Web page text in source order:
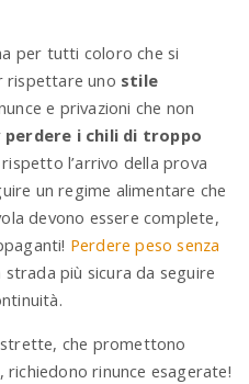
per tutti coloro che si
rispettare uno stile
e privazioni che non
perdere i chili di troppo
l’arrivo della prova
un regime alimentare che
devono essere complete,
Perdere peso senza
strada più sicura da seguire
che promettono
rinunce esagerate!